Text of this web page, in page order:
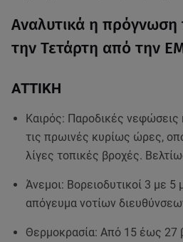
Αναλυτικά η πρόγνωση
την Τετάρτη από την
ΑΤΤΙΚΗ
Καιρός: Παροδικές
τις πρωινές κυρίως ώρες,
λίγες τοπικές βροχές.
Άνεμοι: Βορειοδυτικοί 3 με
απόγευμα νοτίων
Θερμοκρασία: Από 15 έως 27